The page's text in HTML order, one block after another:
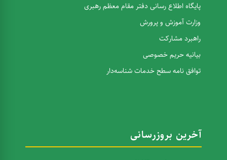
پایگاه اطلاع رسانی دفتر مقام معظم رهبری
وزارت آموزش و پرورش
راهبرد مشارکت
بیانیه حریم خصوصی
توافق نامه سطح خدمات شناسه‌دار
آخرین بروزرسانی